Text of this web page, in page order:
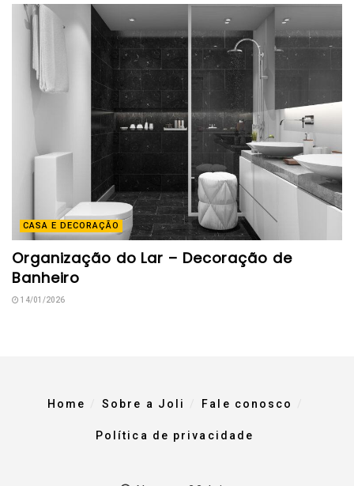
CASA E DECORAÇÃO
Organização do Lar – Decoração de
Banheiro
14/01/2026
Home Sobre a Joli Fale conosco
Política de privacidade